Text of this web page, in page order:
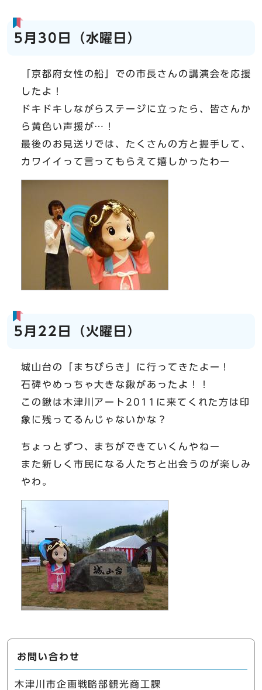
5月30日（水曜日）
「京都府女性の船」での市長さんの講演会を応援
したよ！
ドキドキしながらステージに立ったら、皆さんか
ら黄色い声援が…！
最後のお見送りでは、たくさんの方と握手して、
カワイイって言ってもらえて嬉しかったわー
5月22日（火曜日）
城山台の「まちびらき」に行ってきたよー！
石碑やめっちゃ大きな鍬があったよ！！
この鍬は木津川アート2011に来てくれた方は印
象に残ってるんじゃないかな？
ちょっとずつ、まちができていくんやねー
また新しく市民になる人たちと出会うのが楽しみ
やわ。
お問い合わせ
木津川市企画戦略部観光商工課